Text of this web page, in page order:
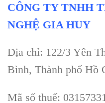
CÔNG TY TNHH
NGHỆ GIA HUY
Địa chỉ: 122/3 Yên
Bình, Thành phố Hồ
Mã số thuế: